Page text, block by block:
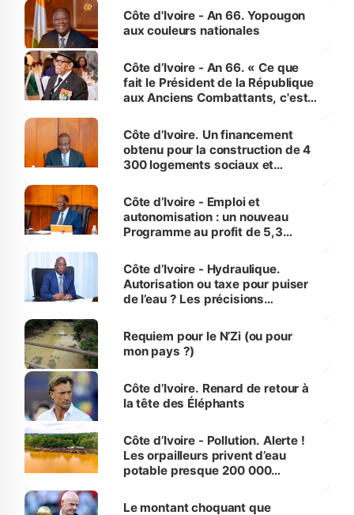
l'Etat de droit pour préserver les
vies humaines »
Côte d'Ivoire - An 66. Yopougon
aux couleurs nationales
Côte d’Ivoire - An 66. « Ce que
fait le Président de la République
aux Anciens Combattants, c'est
Côte d’Ivoire. Un financement
obtenu pour la construction de 4
300 logements sociaux et
et Yamoussoukro
Côte d’Ivoire - Emploi et
autonomisation : un nouveau
Programme au profit de 5,3
Côte d’Ivoire - Hydraulique.
Autorisation ou taxe pour puiser
de l’eau ? Les précisions
Requiem pour le N’Zi (ou pour
mon pays ?)
Côte d’Ivoire. Renard de retour à
la tête des Éléphants
Côte d’Ivoire - Pollution. Alerte !
Les orpailleurs privent d’eau
potable presque 200 000
Le montant choquant que